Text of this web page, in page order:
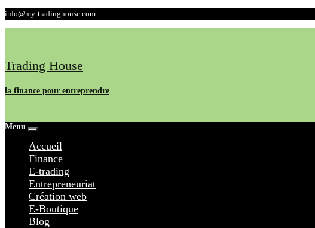
Skip
to
info@my-tradinghouse.com
Trading House
la finance pour entreprendre
Menu
Accueil
Finance
E-trading
Entrepreneuriat
Création web
E-Boutique
Blog